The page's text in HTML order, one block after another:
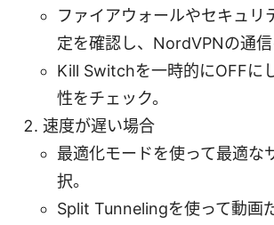
ファイアウォールやセキュリ
定を確認し、NordVPNの通信
Kill Switchを一時的にOFFに
性をチェック。
速度が遅い場合
最適化モードを使って最適な
択。
Split Tunnelingを使って動画